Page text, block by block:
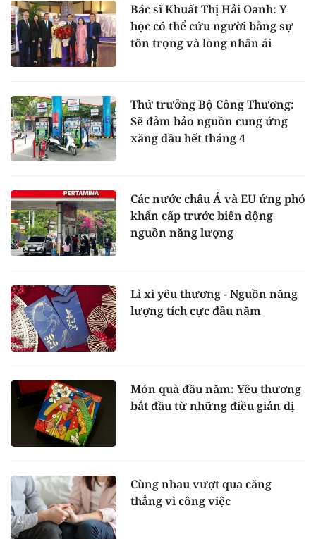
Bác sĩ Khuất Thị Hải Oanh: Y
học có thể cứu người bằng sự
tôn trọng và lòng nhân ái
Thứ trưởng Bộ Công Thương:
Sẽ đảm bảo nguồn cung ứng
xăng dầu hết tháng 4
Các nước châu Á và EU ứng phó
khẩn cấp trước biến động
nguồn năng lượng
Lì xì yêu thương - Nguồn năng
lượng tích cực đầu năm
Món quà đầu năm: Yêu thương
bắt đầu từ những điều giản dị
Cùng nhau vượt qua căng
thẳng vì công việc